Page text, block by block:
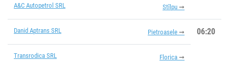
A&C Autopetrol SRL Stîlpu
Danid Aptrans SRL Pietroasele 06:20
Transrodica SRL Florica